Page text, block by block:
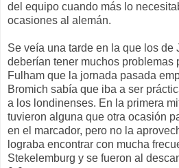
del equipo cuando más lo
ocasiones al alemán.
Se veía una tarde en la que los de
deberían tener muchos problemas
Fulham que la jornada pasada
Bromich sabía que iba a ser
a los londinenses. En la primera
tuvieron alguna que otra ocasión
en el marcador, pero no la
lograba encontrar con mucha
Stekelemburg y se fueron al